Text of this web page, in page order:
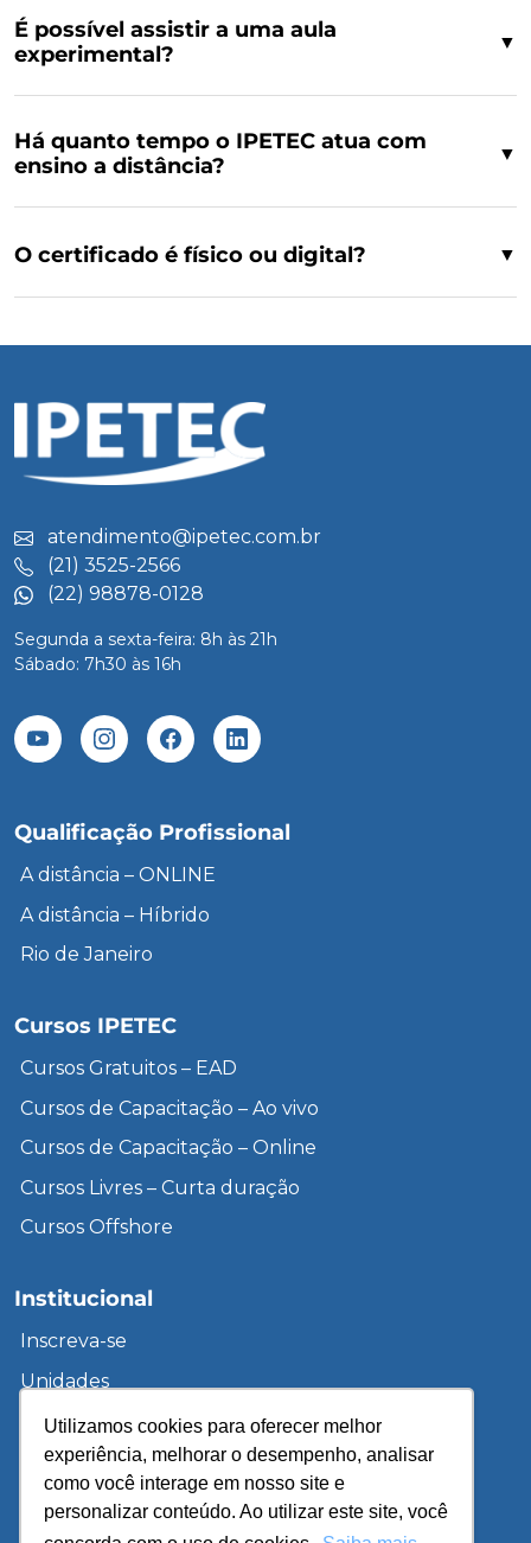
Utilizamos cookies para oferecer melhor
experiência, melhorar o desempenho, analisar
como você interage em nosso site e
personalizar conteúdo. Ao utilizar este site, você
É possível assistir a uma aula
experimental?
▼
Há quanto tempo o IPETEC atua com
ensino a distância?
▼
O certificado é físico ou digital? ▼
atendimento@ipetec.com.br
(21) 3525-2566
(22) 98878-0128
Segunda a sexta-feira: 8h às 21h
Sábado: 7h30 às 16h
Qualificação Profissional
A distância – ONLINE
A distância – Híbrido
Rio de Janeiro
Cursos IPETEC
Cursos Gratuitos – EAD
Cursos de Capacitação – Ao vivo
Cursos de Capacitação – Online
Cursos Livres – Curta duração
Cursos Offshore
Institucional
Inscreva-se
Unidades
Sobre o IPETEC
Cursos de Treinamento & Desenvolvimento
Cursos Gratuitos – EAD